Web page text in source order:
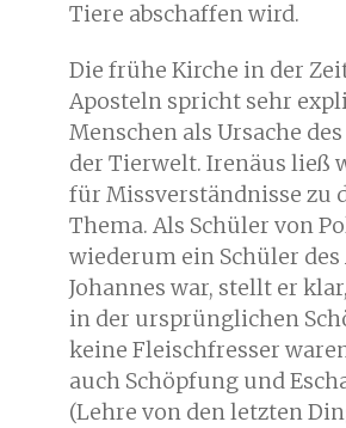
Tiere abschaffen wird.
Die frühe Kirche in der
Aposteln spricht sehr
Menschen als Ursache
der Tierwelt. Irenäus ließ
für Missverständnisse zu
Thema. Als Schüler von
wiederum ein Schüler des
Johannes war, stellt er
in der ursprünglichen
keine Fleischfresser
auch Schöpfung und
(Lehre von den letzten